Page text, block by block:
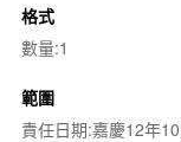
格式
數量:1
範圍
責任日期:嘉慶12年